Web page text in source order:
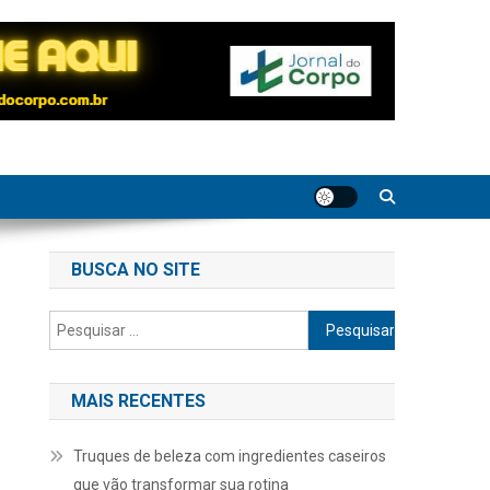
BUSCA NO SITE
Pesquisar
por:
MAIS RECENTES
Truques de beleza com ingredientes caseiros
que vão transformar sua rotina